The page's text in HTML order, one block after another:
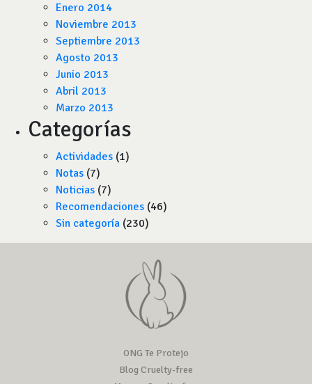
Enero 2014
Noviembre 2013
Septiembre 2013
Agosto 2013
Junio 2013
Abril 2013
Marzo 2013
Categorías
Actividades (1)
Notas (7)
Noticias (7)
Recomendaciones (46)
Sin categoría (230)
ONG Te Protejo
Blog Cruelty-free